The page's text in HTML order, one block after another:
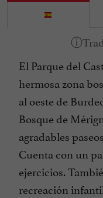
El Parque del
hermosa zona
al oeste de
Bosque de
agradables
Cuenta con un
ejercicios.
recreación